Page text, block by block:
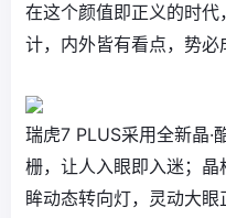
在这个颜值即正义的时
计，内外皆有看点，势必
瑞虎7 PLUS采用全新晶·
栅，让人入眼即入迷；
眸动态转向灯，灵动大